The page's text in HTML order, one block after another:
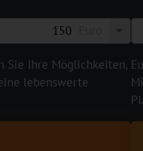
Sie Ihre Möglichkeiten,
lebenswerte